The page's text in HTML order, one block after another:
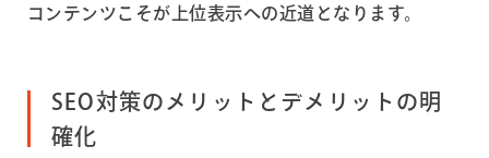
コンテンツこそが上位表示への近道となります。
SEO対策のメリットとデメリットの明
確化